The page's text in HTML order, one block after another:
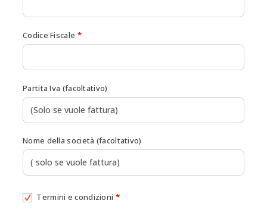
Codice Fiscale *
Partita Iva (facoltativo)
Nome della società (facoltativo)
Termini e condizioni *